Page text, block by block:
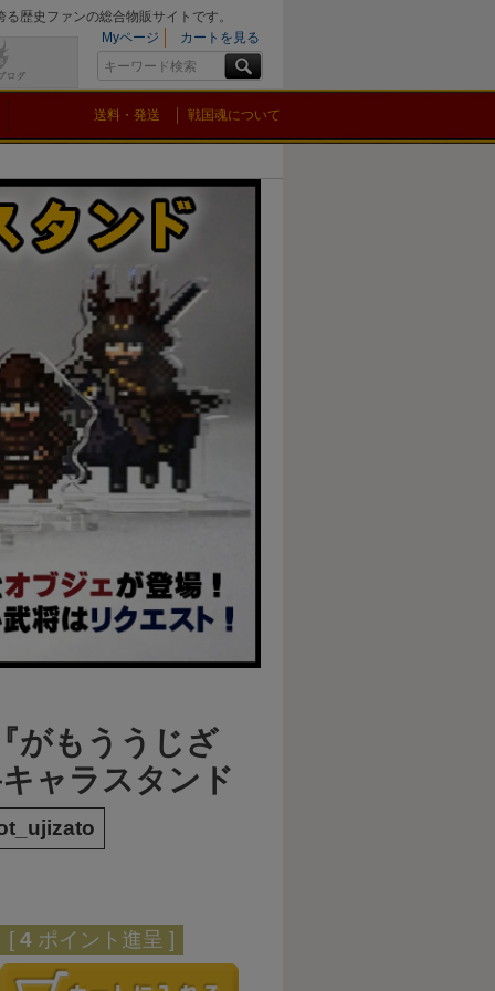
歴史ファンの総合物販サイトです。
Myページ
カートを見る
送料・発送 戦国魂について
がもううじざ
ャラスタンド
[ 4 ポイント進呈 ]